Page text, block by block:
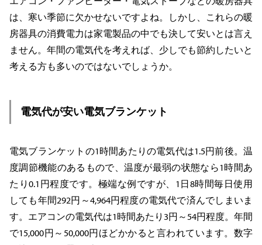
は、寒い季節に欠かせないですよね。しかし、これらの暖
房器具の消費電力は家電製品の中でも決して安いとは言え
ません。年間の電気代を考えれば、少しでも節約したいと
考える方も多いのではないでしょうか。
電気代が安い電気ブランケット
電気ブランケットの1時間あたりの電気代は1.5円前後。温
度調節機能のあるもので、温度が最弱の状態なら1時間あ
たり0.1円程度です。極端な例ですが、1日8時間毎日使用
しても年間292円～4,964円程度の電気代で済んでしまいま
す。エアコンの電気代は1時間あたり3円～54円程度。年間
で15,000円～50,000円ほどかかると言われています。数字